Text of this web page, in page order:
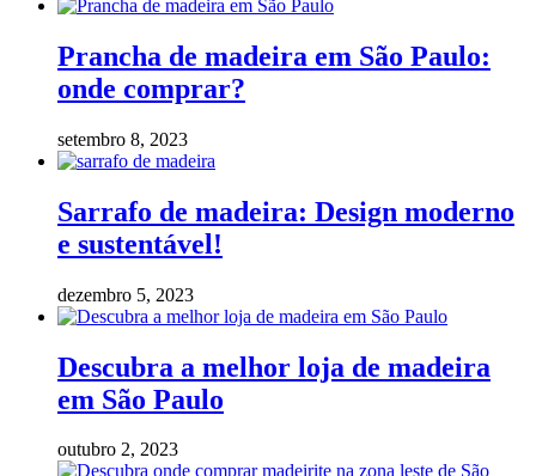
Prancha de madeira em São Paulo:
onde comprar?
setembro 8, 2023
Sarrafo de madeira: Design moderno
e sustentável!
dezembro 5, 2023
Descubra a melhor loja de madeira
em São Paulo
outubro 2, 2023